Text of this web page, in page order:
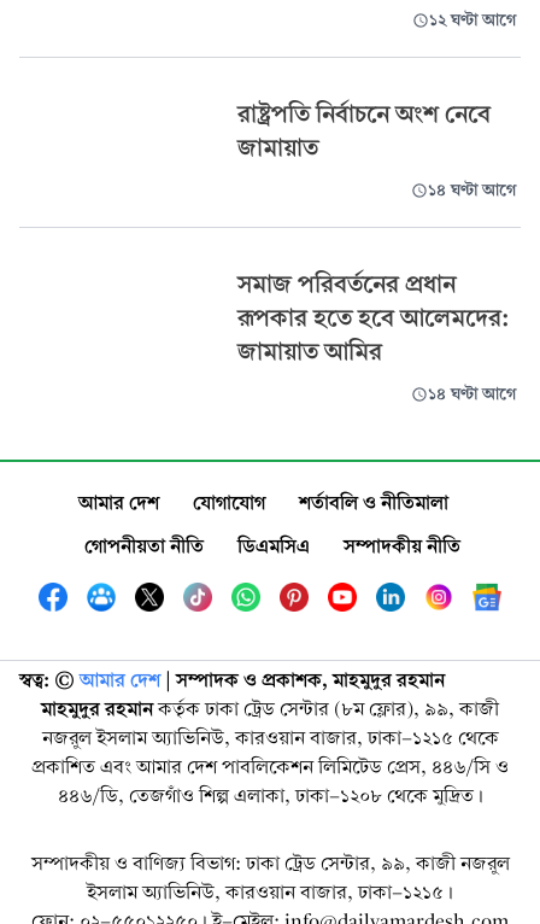
১২ ঘণ্টা আগে
রাষ্ট্রপতি নির্বাচনে অংশ নেবে
জামায়াত
১৪ ঘণ্টা আগে
সমাজ পরিবর্তনের প্রধান
রূপকার হতে হবে আলেমদের:
জামায়াত আমির
১৪ ঘণ্টা আগে
আমার দেশ যোগাযোগ
শর্তাবলি ও নীতিমালা
গোপনীয়তা নীতি
ডিএমসিএ সম্পাদকীয় নীতি
স্বত্ব: ©️ আমার দেশ| সম্পাদক ও প্রকাশক, মাহমুদুর রহমান
মাহমুদুর রহমানকর্তৃক ঢাকা ট্রেড সেন্টার (৮ম ফ্লোর), ৯৯, কাজী
নজরুল ইসলাম অ্যাভিনিউ, কারওয়ান বাজার, ঢাকা-১২১৫ থেকে
প্রকাশিত এবং আমার দেশ পাবলিকেশন লিমিটেড প্রেস, ৪৪৬/সি ও
৪৪৬/ডি, তেজগাঁও শিল্প এলাকা, ঢাকা-১২০৮ থেকে মুদ্রিত।
সম্পাদকীয় ও বাণিজ্য বিভাগ: ঢাকা ট্রেড সেন্টার, ৯৯, কাজী নজরুল
ইসলাম অ্যাভিনিউ, কারওয়ান বাজার, ঢাকা-১২১৫।